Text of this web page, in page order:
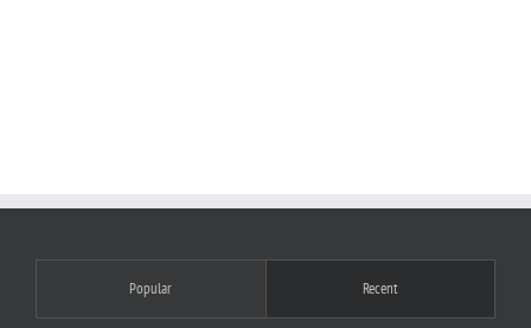
Popular Recent